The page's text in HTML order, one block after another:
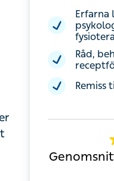
Erfarna
Råd,
Remiss